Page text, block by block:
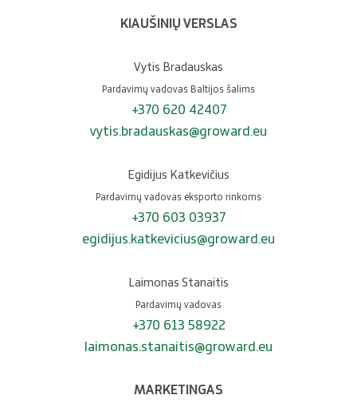
KIAUŠINIŲ VERSLAS
Vytis Bradauskas
Pardavimų vadovas Baltijos šalims
+370 620 42407
vytis.bradauskas@groward.eu
Egidijus Katkevičius
Pardavimų vadovas eksporto rinkoms
+370 603 03937
egidijus.katkevicius@groward.eu
Laimonas Stanaitis
Pardavimų vadovas
+370 613 58922
laimonas.stanaitis@groward.eu
MARKETINGAS